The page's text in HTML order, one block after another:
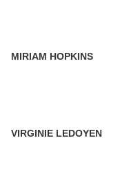
MIRIAM HOPKINS
VIRGINIE LEDOYEN